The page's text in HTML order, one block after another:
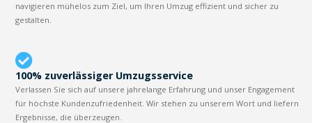
navigieren mühelos zum Ziel, um Ihren Umzug effizient und sicher zu
gestalten.
100% zuverlässiger Umzugsservice
Verlassen Sie sich auf unsere jahrelange Erfahrung und unser Engagement
für höchste Kundenzufriedenheit. Wir stehen zu unserem Wort und liefern
Ergebnisse, die überzeugen.